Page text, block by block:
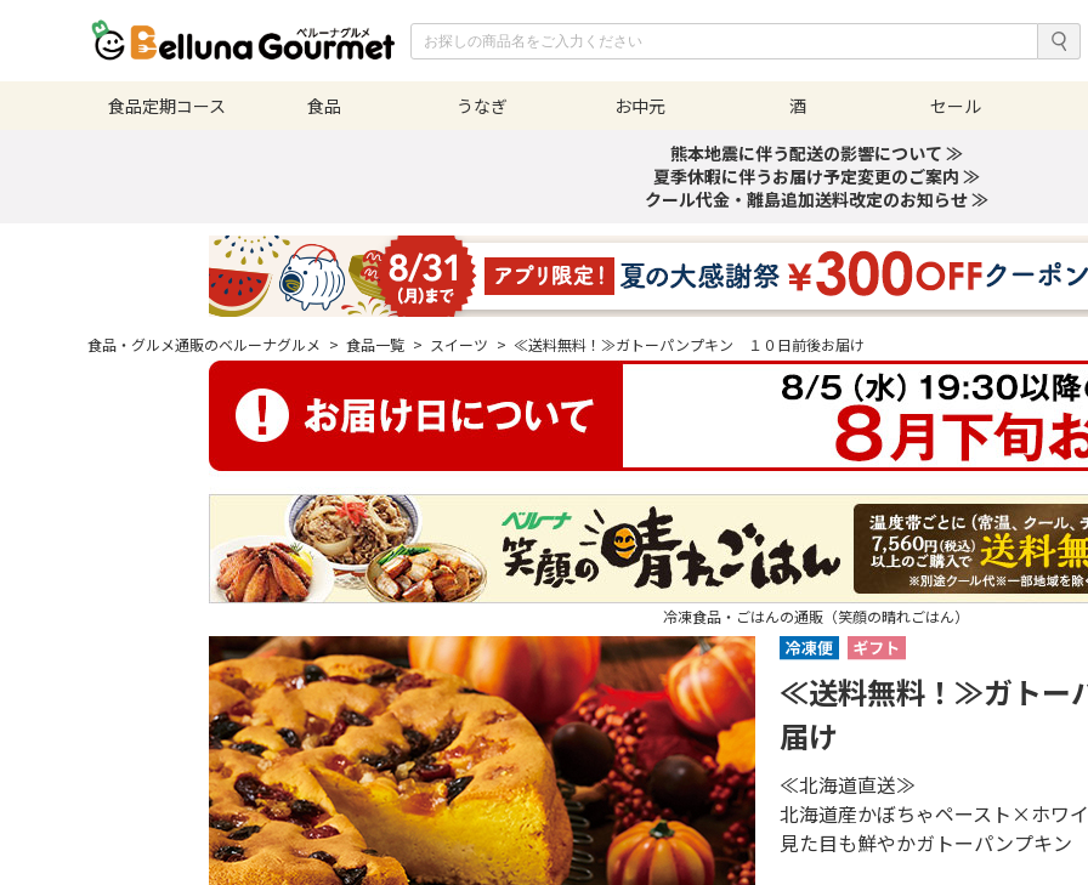
食品定期コース 食品 うなぎ お中元 酒
セール
熊本地震に伴う配送の影響について ≫
夏季休暇に伴うお届け予定変更のご案内 ≫
クール代金・離島追加送料改定のお知らせ ≫
食品・グルメ通販のベルーナグルメ > 食品一覧 > スイーツ > ≪送料無料！≫ガトーパンプキン １０日前後お届け
冷凍食品・ごはんの通販（笑顔の晴れごはん）
≪送料無料！≫ガトー
届け
≪北海道直送≫
北海道産かぼちゃペースト×ホワ
見た目も鮮やかガトーパンプキン